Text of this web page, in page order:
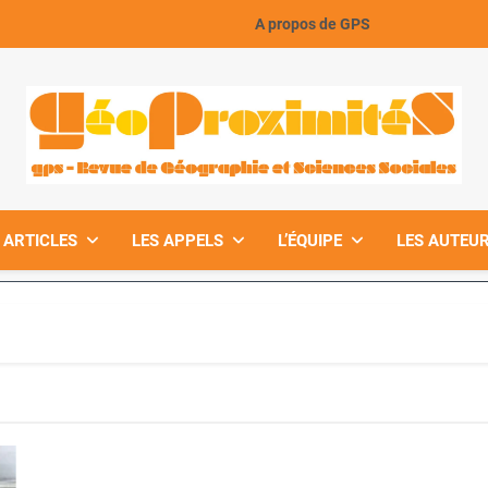
A propos de GPS
GeoProximiteS
ARTICLES LES APPELS L’ÉQUIPE LES